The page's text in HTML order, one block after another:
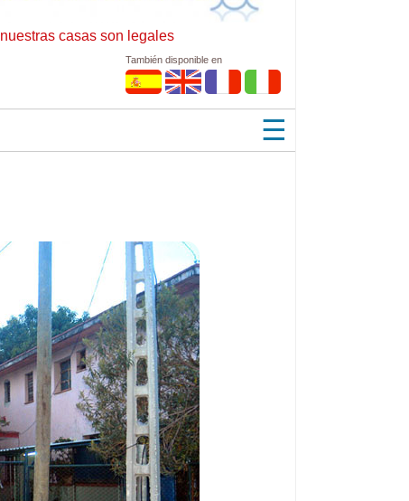
casas son legales
También disponible en
☰